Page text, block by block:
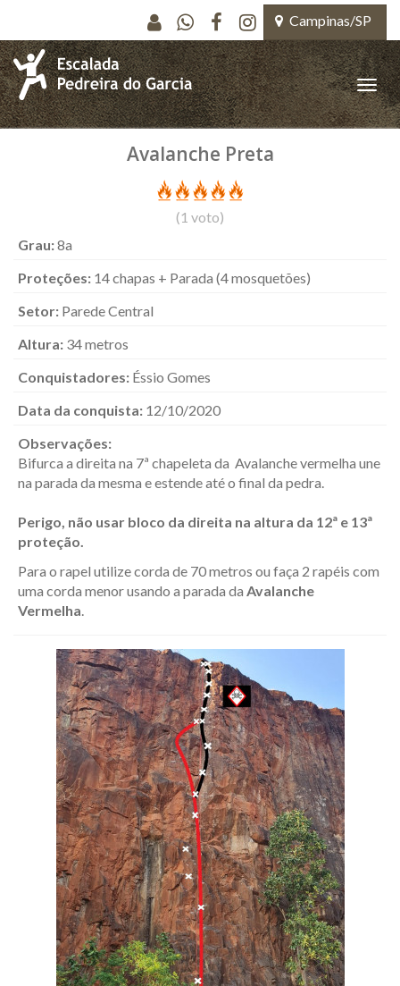
Pular para o conteúdo principal
Campinas/SP
Toggle
Avalanche Preta
(1 voto)
Grau:8a
Proteções: 14 chapas + Parada (4 mosquetões)
Setor: Parede Central
Altura: 34 metros
Conquistadores: Éssio Gomes
Data da conquista: 12/10/2020
Observações:
Bifurca a direita na 7ª chapeleta da Avalanche vermelha une
na parada da mesma e estende até o final da pedra.
Perigo, não usar bloco da direita na altura da 12ª e 13ª
proteção.
Para o rapel utilize corda de 70 metros ou faça 2 rapéis com
uma corda menor usando a parada da Avalanche
Vermelha.